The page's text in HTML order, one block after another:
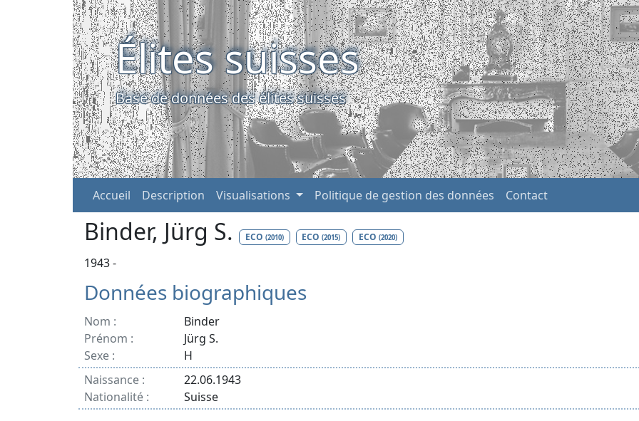
Élites suisses
Base de données des élites suisses
Accueil Description Visualisations Politique de gestion des données Contact
Binder, Jürg S. ECO (2010) ECO(2015) ECO (2020)
1943 -
Données biographiques
Nom :
Binder
Prénom :
Jürg S.
Sexe :
H
Naissance :
22.06.1943
Nationalité :
Suisse